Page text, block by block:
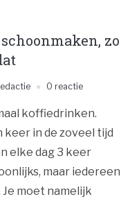
zo
0 reactie
koffiedrinken.
keer in de zoveel tijd
elke dag 3 keer
maar iedereen
moet namelijk